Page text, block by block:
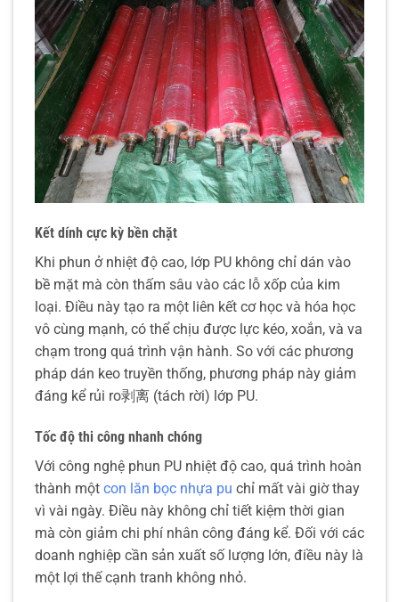
Kết dính cực kỳ bền chặt
Khi phun ở nhiệt độ cao, lớp PU không chỉ dán vào
bề mặt mà còn thấm sâu vào các lỗ xốp của kim
loại. Điều này tạo ra một liên kết cơ học và hóa học
vô cùng mạnh, có thể chịu được lực kéo, xoắn, và va
chạm trong quá trình vận hành. So với các phương
pháp dán keo truyền thống, phương pháp này giảm
đáng kể rủi ro剥离 (tách rời) lớp PU.
Tốc độ thi công nhanh chóng
Với công nghệ phun PU nhiệt độ cao, quá trình hoàn
thành một con lăn bọc nhựa pu chỉ mất vài giờ thay
vì vài ngày. Điều này không chỉ tiết kiệm thời gian
mà còn giảm chi phí nhân công đáng kể. Đối với các
doanh nghiệp cần sản xuất số lượng lớn, điều này là
một lợi thế cạnh tranh không nhỏ.